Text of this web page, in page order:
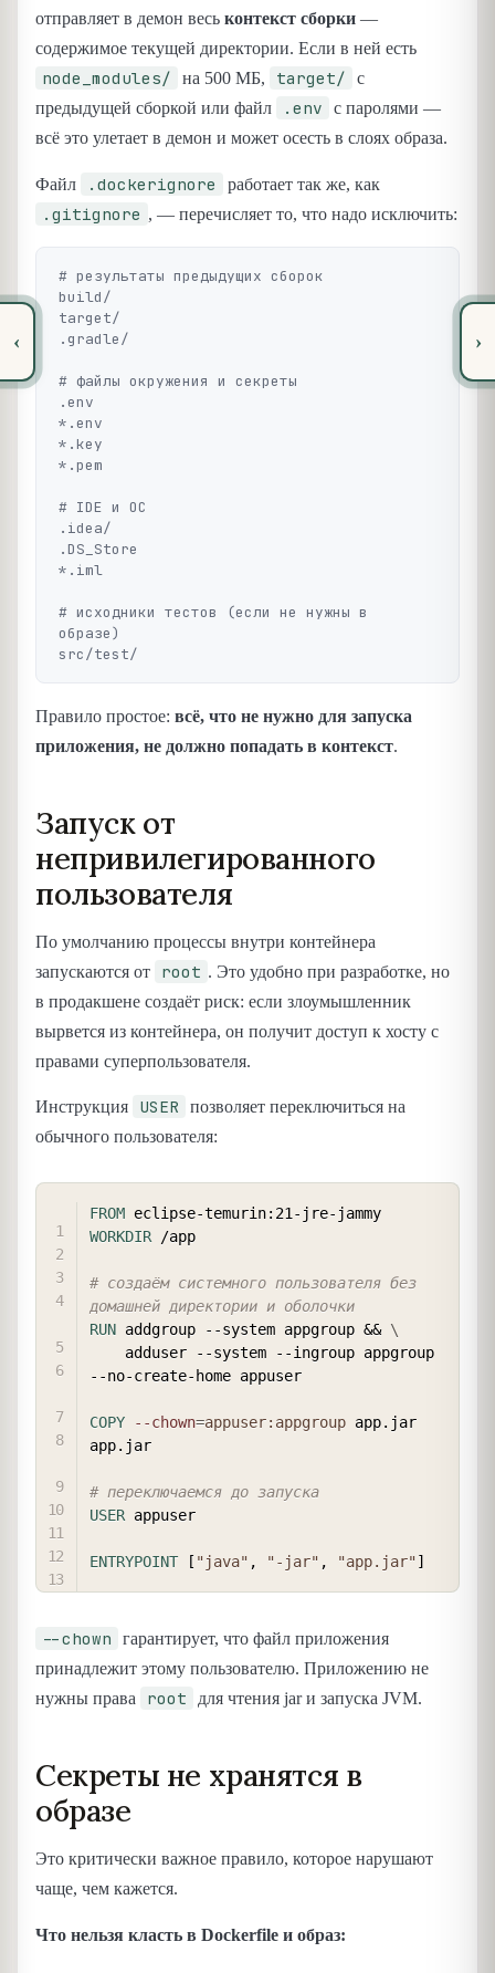
‹
отправляет в демон весь контекст сборки —
содержимое текущей директории. Если в ней есть
node_modules/ на 500 МБ, target/
с
предыдущей сборкой или файл
.env
с паролями —
всё это улетает в демон и может осесть в слоях образа.
Файл .dockerignore работает так же, как
.gitignore , — перечисляет то, что надо исключить:
# результаты предыдущих сборок
build/
target/
.gradle/
# файлы окружения и секреты
.env
*.env
*.key
*.pem
# IDE и ОС
.idea/
.DS_Store
*.iml
# исходники тестов (если не нужны в
образе)
Правило простое: всё, что не нужно для запуска
приложения, не должно попадать в контекст.
Запуск от
непривилегированного
пользователя
По умолчанию процессы внутри контейнера
запускаются от
root . Это удобно при разработке, но
в продакшене создаёт риск: если злоумышленник
вырвется из контейнера, он получит доступ к хосту с
правами суперпользователя.
Инструкция USER
позволяет переключиться на
обычного пользователя:
FROM eclipse-temurin:21-jre-jammy
WORKDIR /app
# создаём системного пользователя без
домашней директории и оболочки
RUN addgroup --system appgroup && \
--no-create-home appuser
COPY --chown=appuser:appgroup app.jar
app.jar
# переключаемся до запуска
USER appuser
ENTRYPOINT [ "java" , "-jar" , "app.jar"]
--chown
гарантирует, что файл приложения
принадлежит этому пользователю. Приложению не
нужны права
root для чтения jar и запуска JVM.
Секреты не хранятся в
образе
Это критически важное правило, которое нарушают
чаще, чем кажется.
Что нельзя класть в Dockerfile и образ:
›